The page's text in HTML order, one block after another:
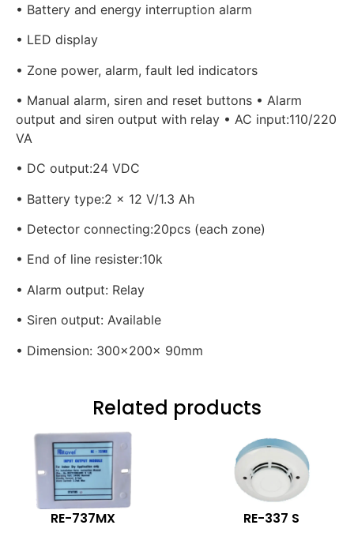
• Battery and energy interruption alarm
• LED display
• Zone power, alarm, fault led indicators
• Manual alarm, siren and reset buttons • Alarm
output and siren output with relay • AC input:110/220
VA
• DC output:24 VDC
• Battery type:2 x 12 V/1.3 Ah
• Detector connecting:20pcs (each zone)
• End of line resister:10k
• Alarm output: Relay
• Siren output: Available
• Dimension: 300x200x 90mm
Related products
RE-737MX RE-337 S